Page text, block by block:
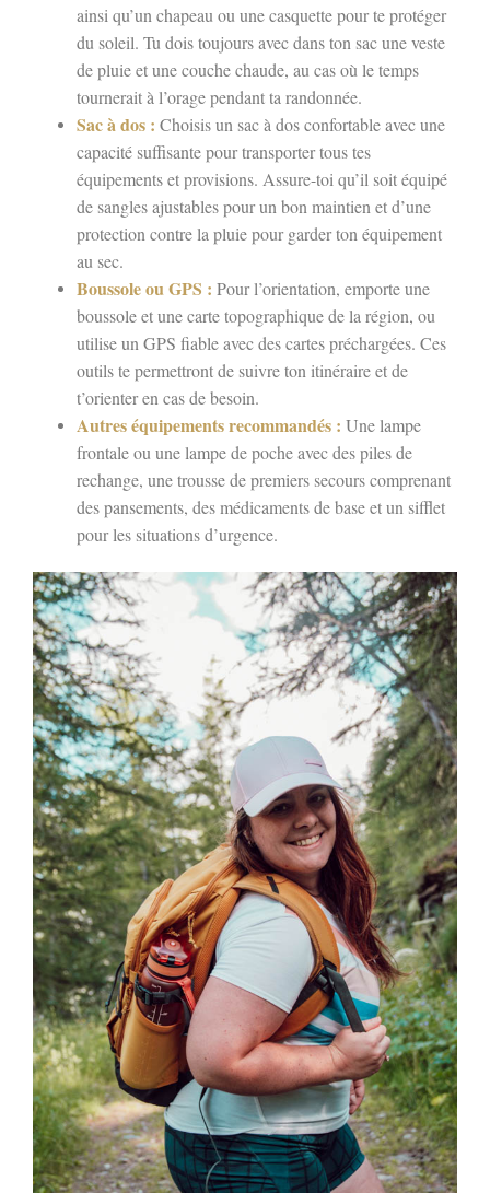
ainsi qu’un chapeau ou une casquette pour te protéger
du soleil. Tu dois toujours avec dans ton sac une veste
de pluie et une couche chaude, au cas où le temps
tournerait à l’orage pendant ta randonnée.
Sac à dos : Choisis un sac à dos confortable avec une
capacité suffisante pour transporter tous tes
équipements et provisions. Assure-toi qu’il soit équipé
de sangles ajustables pour un bon maintien et d’une
protection contre la pluie pour garder ton équipement
au sec.
Boussole ou GPS : Pour l’orientation, emporte une
boussole et une carte topographique de la région, ou
utilise un GPS fiable avec des cartes préchargées. Ces
outils te permettront de suivre ton itinéraire et de
t’orienter en cas de besoin.
Autres équipements recommandés : Une lampe
frontale ou une lampe de poche avec des piles de
rechange, une trousse de premiers secours comprenant
des pansements, des médicaments de base et un sifflet
pour les situations d’urgence.